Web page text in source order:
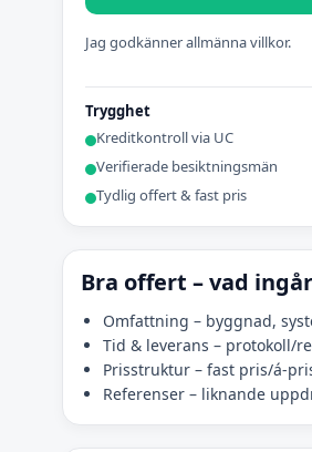
Jag godkänner allmänna villkor.
Trygghet
Kreditkontroll via UC
Verifierade besiktningsmän
Tydlig offert & fast pris
Bra offert – vad
Omfattning – byggnad,
Tid & leverans – protokoll/
Prisstruktur – fast pris/á-
Referenser – liknande